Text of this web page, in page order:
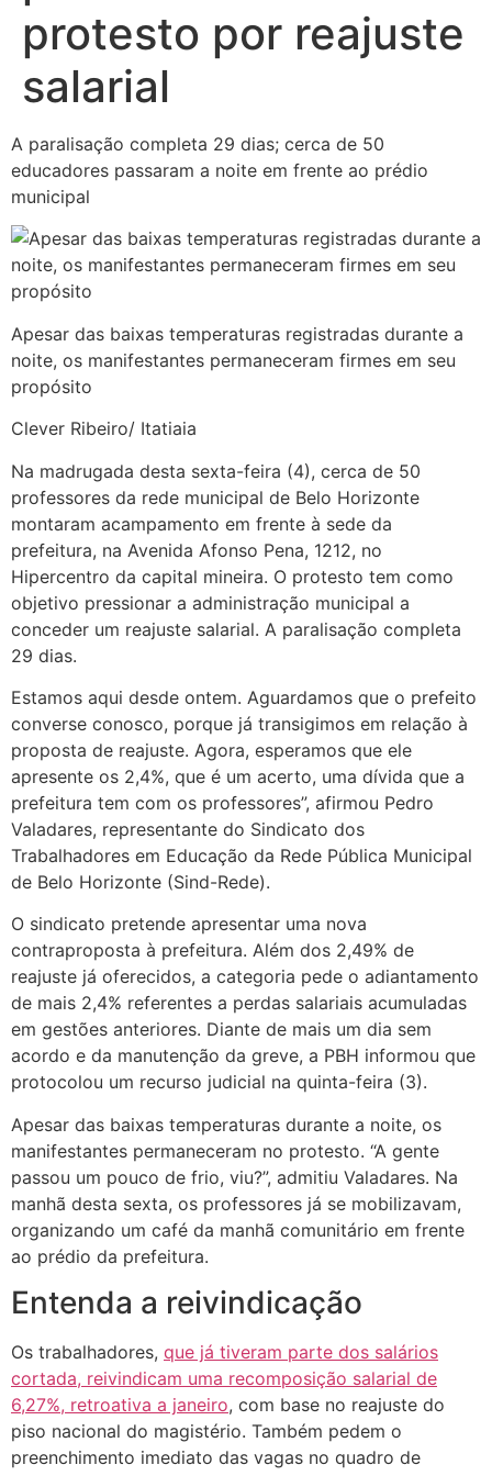
protesto por reajuste
salarial
A paralisação completa 29 dias; cerca de 50
educadores passaram a noite em frente ao prédio
municipal
Apesar das baixas temperaturas registradas durante a
noite, os manifestantes permaneceram firmes em seu
propósito
Clever Ribeiro/ Itatiaia
Na madrugada desta sexta-feira (4), cerca de 50
professores da rede municipal de Belo Horizonte
montaram acampamento em frente à sede da
prefeitura, na Avenida Afonso Pena, 1212, no
Hipercentro da capital mineira. O protesto tem como
objetivo pressionar a administração municipal a
conceder um reajuste salarial. A paralisação completa
29 dias.
Estamos aqui desde ontem. Aguardamos que o prefeito
converse conosco, porque já transigimos em relação à
proposta de reajuste. Agora, esperamos que ele
apresente os 2,4%, que é um acerto, uma dívida que a
prefeitura tem com os professores”, afirmou Pedro
Valadares, representante do Sindicato dos
Trabalhadores em Educação da Rede Pública Municipal
de Belo Horizonte (Sind-Rede).
O sindicato pretende apresentar uma nova
contraproposta à prefeitura. Além dos 2,49% de
reajuste já oferecidos, a categoria pede o adiantamento
de mais 2,4% referentes a perdas salariais acumuladas
em gestões anteriores. Diante de mais um dia sem
acordo e da manutenção da greve, a PBH informou que
protocolou um recurso judicial na quinta-feira (3).
Apesar das baixas temperaturas durante a noite, os
manifestantes permaneceram no protesto. “A gente
passou um pouco de frio, viu?”, admitiu Valadares. Na
manhã desta sexta, os professores já se mobilizavam,
organizando um café da manhã comunitário em frente
ao prédio da prefeitura.
Entenda a reivindicação
Os trabalhadores, que já tiveram parte dos salários
cortada, reivindicam uma recomposição salarial de
6,27%, retroativa a janeiro, com base no reajuste do
piso nacional do magistério. Também pedem o
preenchimento imediato das vagas no quadro de